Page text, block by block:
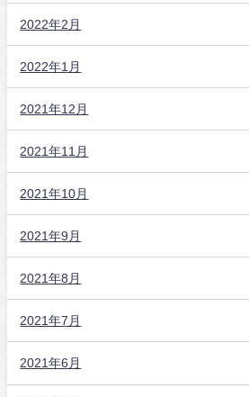
2022年2月
2022年1月
2021年12月
2021年11月
2021年10月
2021年9月
2021年8月
2021年7月
2021年6月